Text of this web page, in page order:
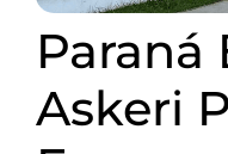
Paraná
Askeri